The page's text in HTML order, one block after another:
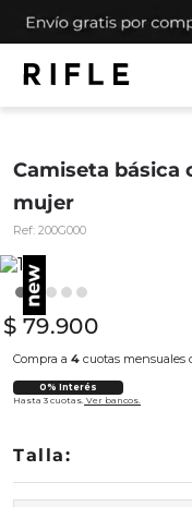
Camiseta básica
mujer
Ref: 200G000
$ 79.900
Compra a 4 cuotas mensuales
0% Interés
Hasta 3 cuotas. Ver bancos.